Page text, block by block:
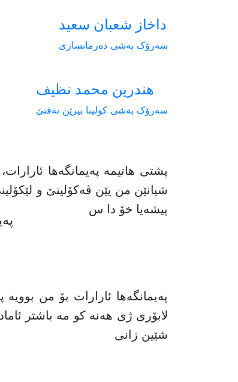
داخاز شعبان سعيد
سەرۆک بەشی دەرمانسازی
هندرین محمد نظيف
سەرۆک بەشی کولینا بیرێن نەفتێ
پشتی هاتیمە پەیمانگەها
شیانێن من یێن ڤەکۆلینێ و
پیشەیا خۆ دا س
پەیمانگەها ئارارات بۆ من
لابۆری ژی هەنە کو مە باشتر
شێین زانی